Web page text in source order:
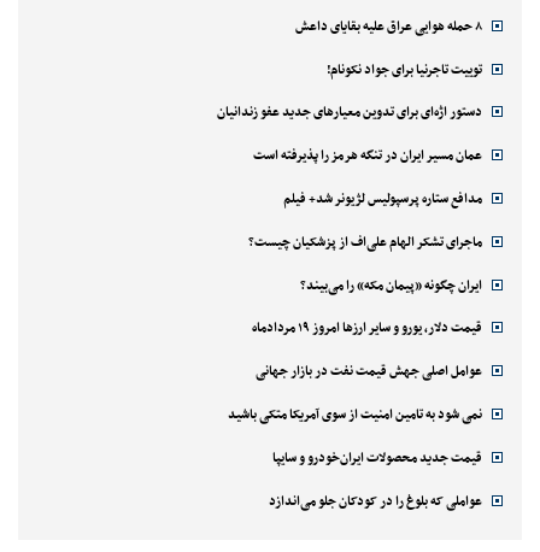
۸ حمله هوایی عراق علیه بقایای داعش
توییت تاجرنیا برای جواد نکونام!
دستور اژه‌ای برای تدوین معیارهای جدید عفو زندانیان
عمان مسیر ایران در تنگه هرمز را پذیرفته است
مدافع ستاره پرسپولیس لژیونر شد+ فیلم
ماجرای تشکر الهام علی‌اف از پزشکیان چیست؟
ایران چگونه «پیمان مکه» را می‌بیند؟
قیمت دلار، یورو و سایر ارزها امروز ۱۹ مردادماه
عوامل اصلی جهش قیمت نفت در بازار جهانی
نمی شود به تامین امنیت از سوی آمریکا متکی باشید
قیمت جدید محصولات ایران‌خودرو و سایپا
عواملی که بلوغ را در کودکان جلو می‌اندازد